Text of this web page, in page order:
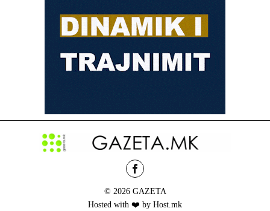
© 2026 GAZETA
Hosted with ❤️ by Host.mk